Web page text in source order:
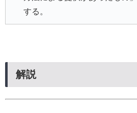
する。
解説